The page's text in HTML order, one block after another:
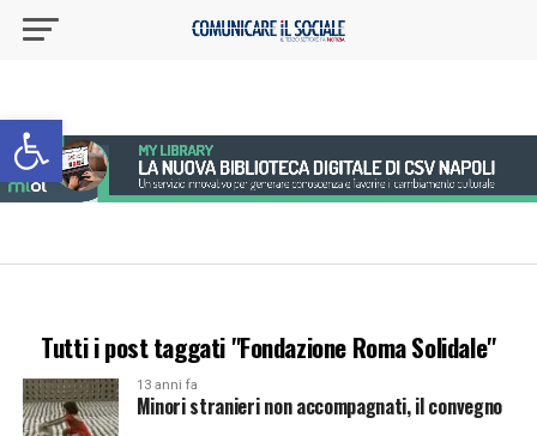
Apri la barra degli strumenti
Tutti i post taggati "Fondazione Roma Solidale"
13 anni fa
Minori stranieri non accompagnati, il convegno